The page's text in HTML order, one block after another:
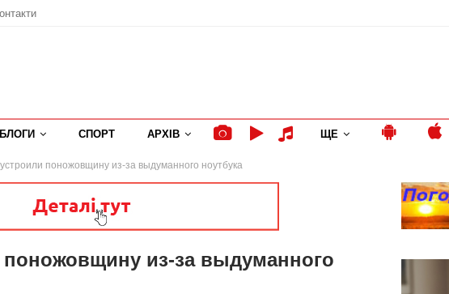
БЛОГИ СПОРТ АРХІВ ЩЕ
поножовщину из-за выдуманного ноутбука
из-за выдуманного